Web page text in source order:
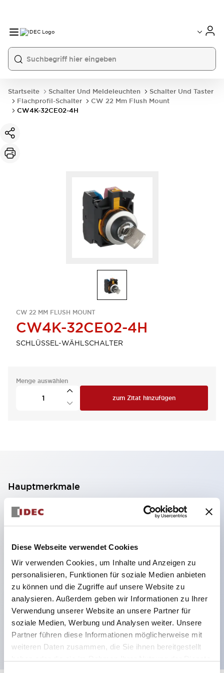
Diese Webseite verwendet Cookies
Wir verwenden Cookies, um Inhalte und Anzeigen zu
personalisieren, Funktionen für soziale Medien anbieten
zu können und die Zugriffe auf unsere Website zu
analysieren. Außerdem geben wir Informationen zu Ihrer
Verwendung unserer Website an unsere Partner für
soziale Medien, Werbung und Analysen weiter. Unsere
Partner führen diese Informationen möglicherweise mit
weiteren Daten zusammen, die Sie ihnen bereitgestellt
Startseite Schalter Und Meldeleuchten
Schalter Und Taster
Flachprofil-Schalter
CW 22 Mm Flush Mount
CW4K-32CE02-4H
CW 22 MM FLUSH MOUNT
CW4K-32CE02-4H
SCHLÜSSEL-WÄHLSCHALTER
Menge auswählen
zum Zitat hinzufügen
Hauptmerkmale
2-Kontakt-Block mit 2 Stufen, ermöglicht eine 4-
Kontakt-Konfiguration (Gewährleistung der
Isolierung zwischen den 2 Kontakten).
59,9 mm (※ 22-stufiger Kontaktblock).
Platzsparendes Design möglich.
Sicherheitsstruktur der 3. Generation: 2-Aktions-
Freisetzung, integrierter Schutz, IP20-
Fingerschutzstruktur